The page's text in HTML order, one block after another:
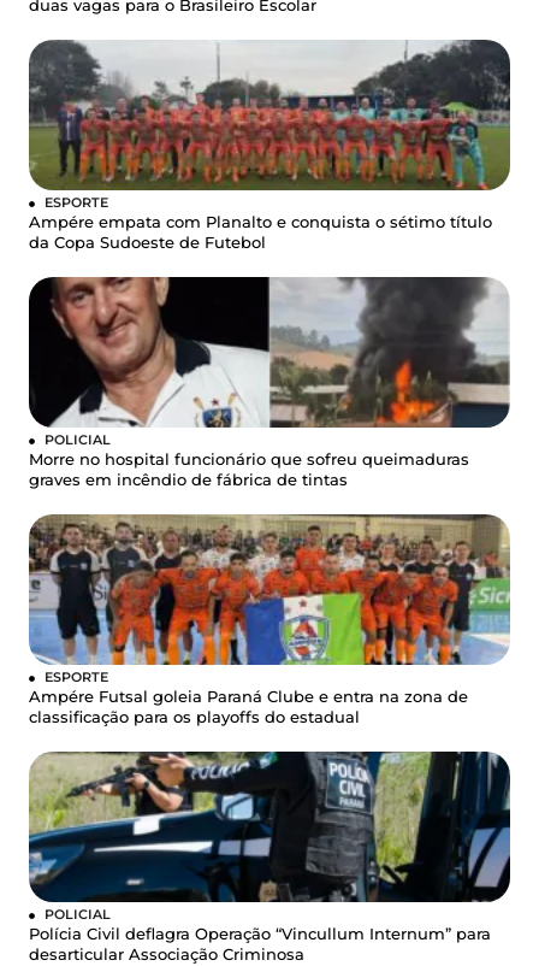
duas vagas para o Brasileiro Escolar
ESPORTE
Ampére empata com Planalto e conquista o sétimo título
da Copa Sudoeste de Futebol
POLICIAL
Morre no hospital funcionário que sofreu queimaduras
graves em incêndio de fábrica de tintas
ESPORTE
Ampére Futsal goleia Paraná Clube e entra na zona de
classificação para os playoffs do estadual
POLICIAL
Polícia Civil deflagra Operação “Vincullum Internum” para
desarticular Associação Criminosa